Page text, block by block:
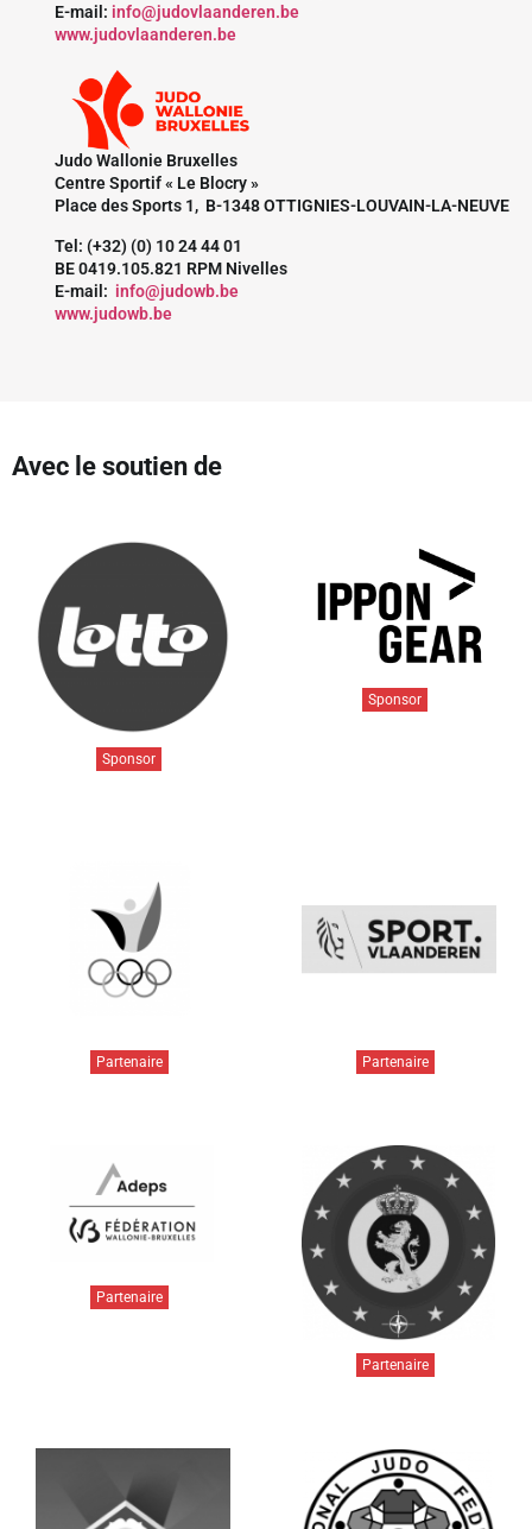
E-mail: info@judovlaanderen.be
www.judovlaanderen.be
Judo Wallonie Bruxelles
Centre Sportif « Le Blocry »
Place des Sports 1, B-1348 OTTIGNIES-LOUVAIN-LA-NEUVE
Tel: (+32) (0) 10 24 44 01
BE 0419.105.821 RPM Nivelles
E-mail: info@judowb.be
www.judowb.be
Avec le soutien de
Sponsor
Sponsor
Partenaire Partenaire
Partenaire
Partenaire